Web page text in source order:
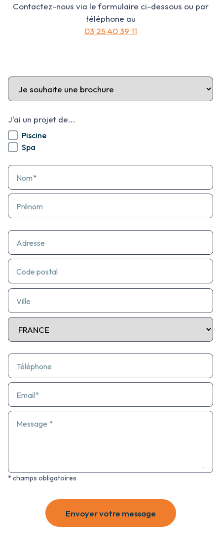
Contactez-nous via le formulaire ci-dessous ou par
téléphone au
03 25 40 39 11
J'ai un projet de...
Piscine
Spa
Nom*
Prénom
Adresse
Code postal
Ville
Téléphone
Email*
Message *
* champs obligatoires
Envoyer votre message